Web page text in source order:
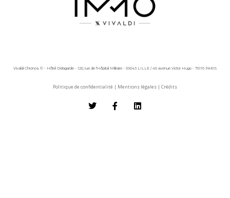
Vivaldi Chronos © - Hôtel Delagarde - 120, rue de l'Hôpital Militaire - 59043 LILLE / 45 avenue Victor Hugo - 75116 PARIS
Politique de confidentialité | Mentions légales | Crédits